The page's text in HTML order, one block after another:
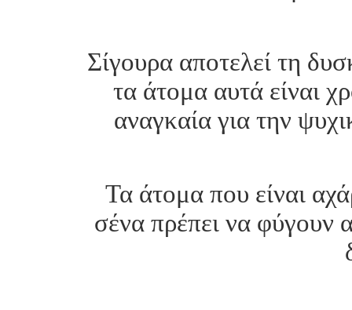
Σίγουρα αποτελεί τη
τα άτομα αυτά είναι
αναγκαία για την
Τα άτομα που είναι
σένα πρέπει να φύγουν